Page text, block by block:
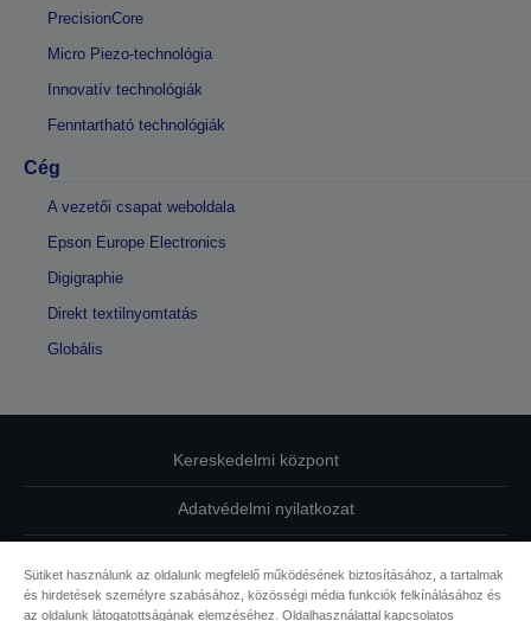
PrecisionCore
Micro Piezo-technológia
Innovatív technológiák
Fenntartható technológiák
Cég
A vezetői csapat weboldala
Epson Europe Electronics
Digigraphie
Direkt textilnyomtatás
Globális
Kereskedelmi központ
Adatvédelmi nyilatkozat
Kapcsolatfelvétel
Sütiket használunk az oldalunk megfelelő működésének biztosításához, a tartalmak
és hirdetések személyre szabásához, közösségi média funkciók felkínálásához és
az oldalunk látogatottságának elemzéséhez. Oldalhasználattal kapcsolatos